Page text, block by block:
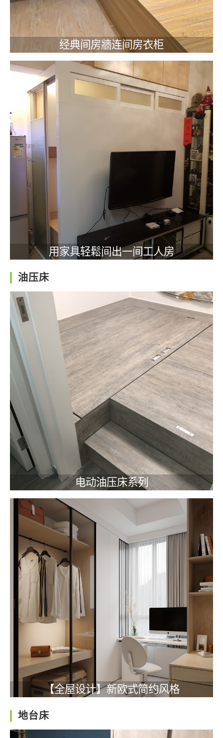
经典间房牆连间房衣柜
用家具轻鬆间出一间工人房
油压床
电动油压床系列
【全屋设计】新欧式简约风格
地台床